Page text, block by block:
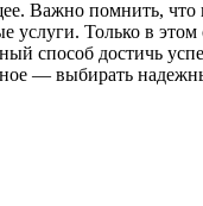
Важно помнить, что
услуги. Только в
способ достичь
— выбирать